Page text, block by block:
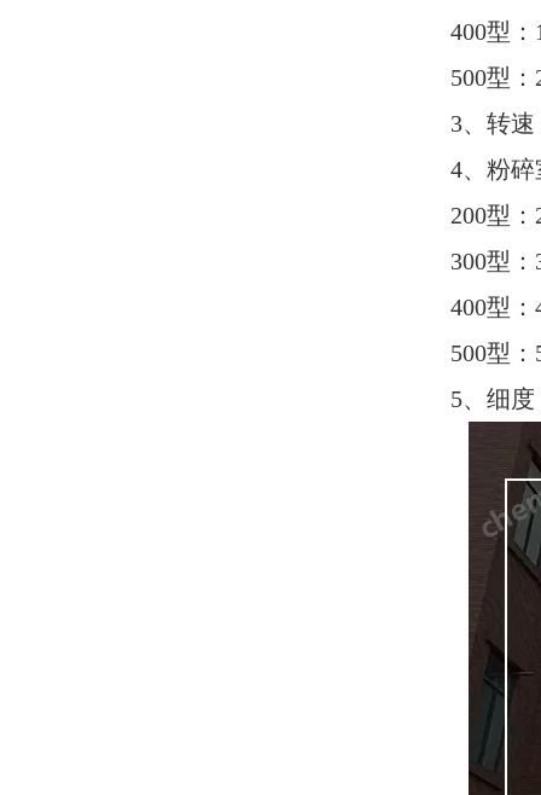
400型：
500型：
3、转速
4、粉
200型：
300型：
400型：
500型：
5、细度